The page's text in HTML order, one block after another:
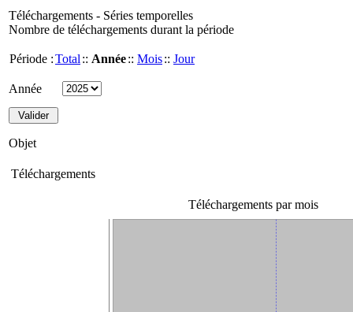
Téléchargements - Séries temporelles
Nombre de téléchargements durant la période
Période :Total :: Année:: Mois:: Jour
Année
Objet
Téléchargements
Téléchargements par mois